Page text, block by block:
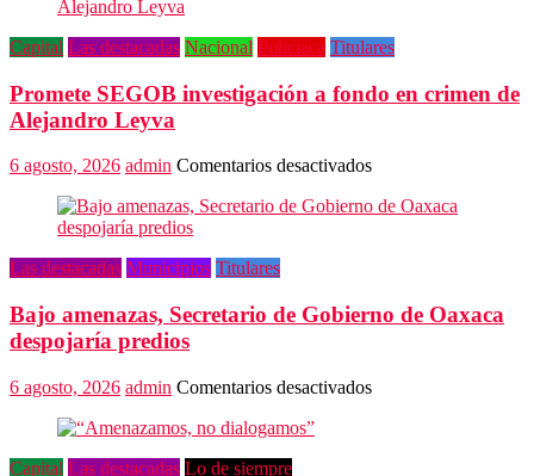
Capital Las destacadas Nacional Policiaca Titulares
Promete SEGOB investigación a fondo en crimen de
Alejandro Leyva
6 agosto, 2026 admin Comentarios desactivadosen
SEGOB
crimen
Las destacadas Municipios Titulares
Bajo amenazas, Secretario de Gobierno de Oaxaca
despojaría predios
6 agosto, 2026 admin Comentarios desactivadosen
Capital Las destacadas Lo de siempre